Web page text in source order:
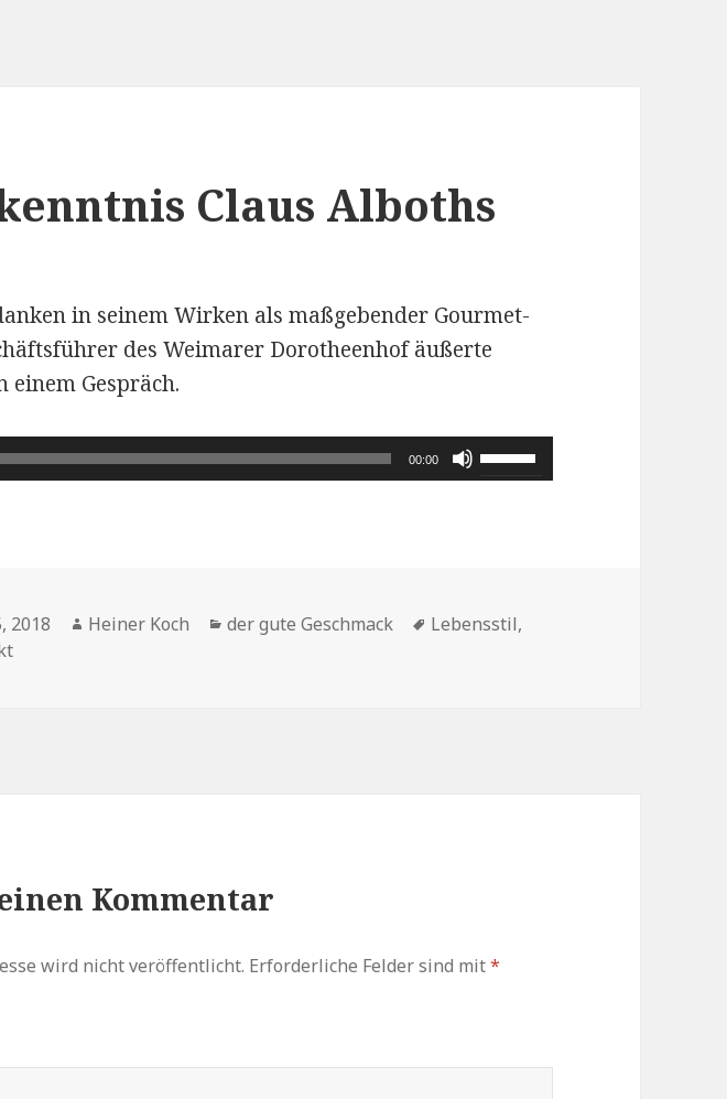
Claus Alboths
in seinem Wirken als maßgebender Gourmet-
des Weimarer Dorotheenhof äußerte
einem Gespräch.
00:00
Pfeiltasten
Hoch/Runter
Lautstärke
2018 Autor
Heiner Koch Kategorien
der gute Geschmack Schlagwörter
Lebensstil,
Kommentar
wird nicht veröffentlicht. Erforderliche Felder sind mit*